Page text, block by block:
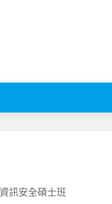
訊安全碩士班